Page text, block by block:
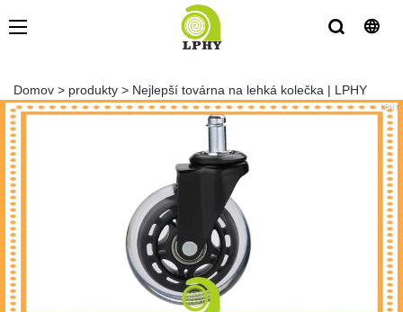
Domov > produkty > Nejlepší továrna na lehká kolečka | LPHY